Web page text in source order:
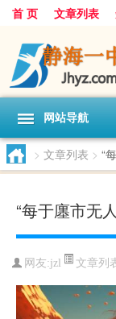
首 页 文章列表
网站导航
> 文章列表 > “
“每于廛市无
网友:jzl 文章列